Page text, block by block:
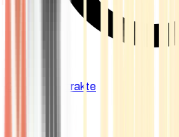
Cannabis Extrakte